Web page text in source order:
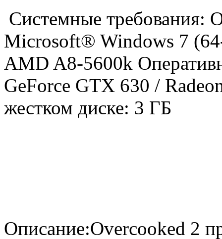
Системные требования:
Microsoft® Windows 7
AMD A8-5600k
GeForce GTX 630 /
жестком диске: 3 ГБ
Описание:Overcooked 2